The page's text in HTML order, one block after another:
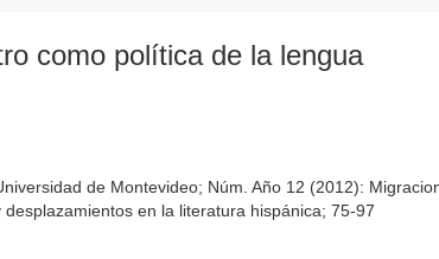
como política de la lengua
de Montevideo; Núm. Año 12 (2012):
en la literatura hispánica; 75-97